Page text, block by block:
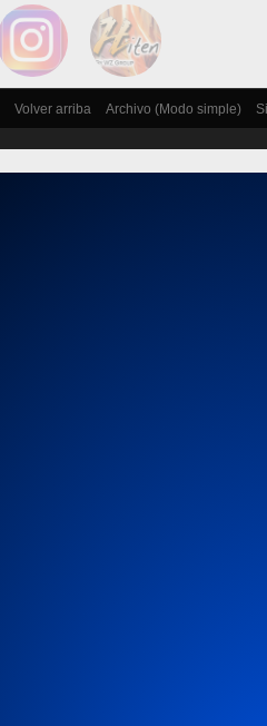
Volver arriba Archivo (Modo simple)